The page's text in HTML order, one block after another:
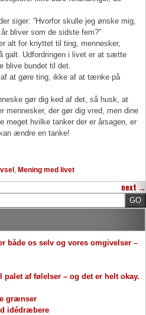
siger: ”Hvorfor skulle jeg ønske mig,
bliver som de sidste fem?”
alt for knyttet til ting, mennesker,
galt. Udfordringen i livet er at sætte
blive bundet til det.
af at gøre ting, ikke af at tænke på
gør dig ked af det, så husk, at
mennesker, der gør dig vred, men dine
meget hvilke tanker der er årsagen, er
ændre en tanke!
Mening med livet
next →
både os selv og vores omgivelser –
af følelser – og det er helt okay.
grænser
idédræbere